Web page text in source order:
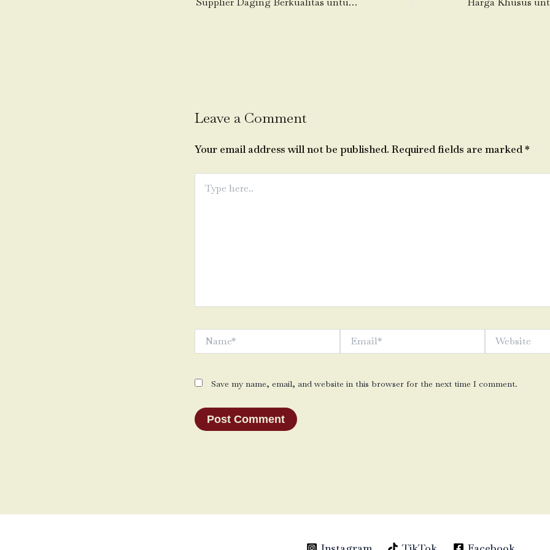
Leave a Comment
Your email address will not be published. Required fields are marked*
here..
Save my name, email, and website in this browser for the next time I comment.